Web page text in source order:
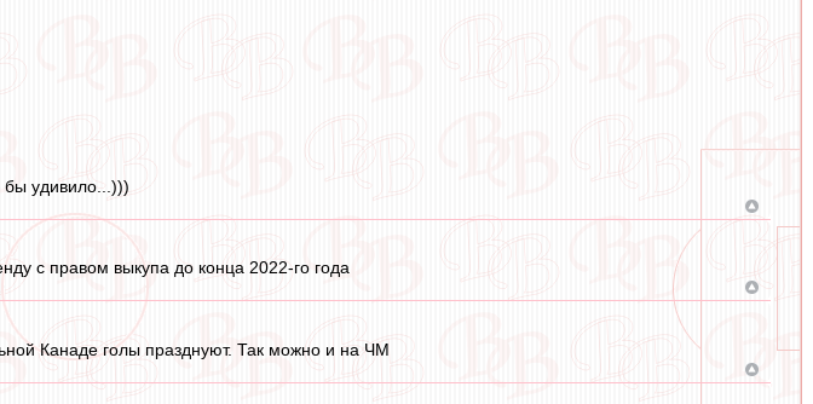
бы удивило...)))
с правом выкупа до конца 2022-го года
Канаде голы празднуют. Так можно и на ЧМ